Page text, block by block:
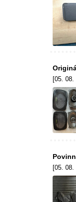
[05. 08.
[05. 08.